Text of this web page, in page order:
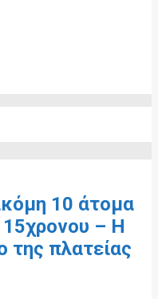
10 άτομα
15χρονου – Η
της πλατείας